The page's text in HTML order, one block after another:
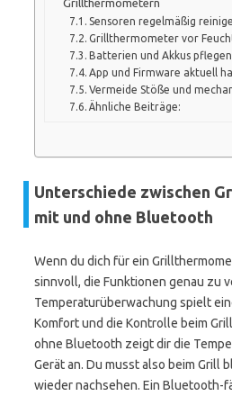
Grillthermometern
Sensoren regelmäßig
Grillthermometer vor
Batterien und Akkus pflegen
App und Firmware aktuell
Vermeide Stöße und
Ähnliche Beiträge:
Unterschiede zwischen
mit und ohne Bluetooth
Wenn du dich für ein
sinnvoll, die Funktionen genau zu
Temperaturüberwachung spielt
Komfort und die Kontrolle beim
ohne Bluetooth zeigt dir die
Gerät an. Du musst also beim Grill
wieder nachsehen. Ein Bluetooth-